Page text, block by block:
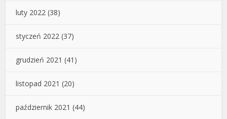
luty 2022 (38)
styczeń 2022 (37)
grudzień 2021 (41)
listopad 2021 (20)
październik 2021 (44)